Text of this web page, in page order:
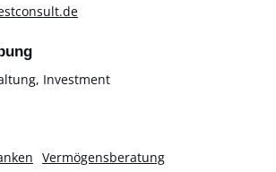
Investment
Vermögensberatung